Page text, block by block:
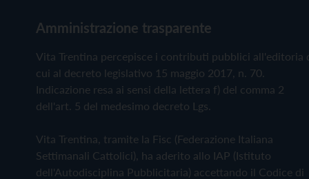
Amministrazione trasparente
Vita Trentina percepisce i contributi pubblici all'editoria
cui al decreto legislativo 15 maggio 2017, n. 70.
Indicazione resa ai sensi della lettera f) del comma 2
dell'art. 5 del medesimo decreto Lgs.
Vita Trentina, tramite la Fisc (Federazione Italiana
Settimanali Cattolici), ha aderito allo IAP (Istituto
dell'Autodisciplina Pubblicitaria) accettando il Codice di